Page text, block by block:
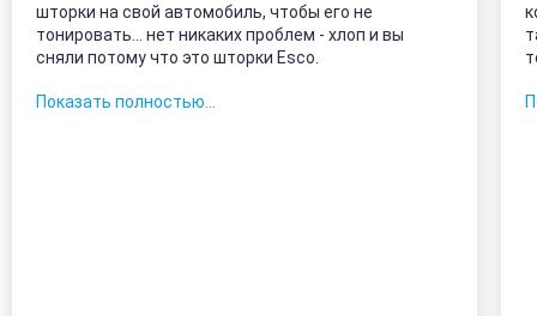
Показать полностью...
шторки на свой автомобиль, чтобы его не
тонировать... нет никаких проблем - хлоп и вы
сняли потому что это шторки Esco.